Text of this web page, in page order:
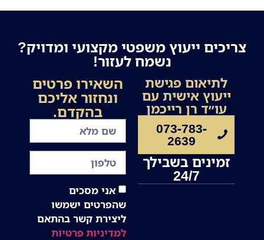
צריכים ייעוץ משפטי מקצועי ומדויק?
נשמח לעזור!
לתיאום פגישת
ייעוץ אישית עם
עו״ד רן רייכמן
073-783-
2639
זמינים בשבילך
24/7
השאירו פרטים
ונחזור אליכם
בהקדם.
אני מסכים
שהפרטים ישמשו
ליצירת קשר בהתאם
למדיניות פרטיות